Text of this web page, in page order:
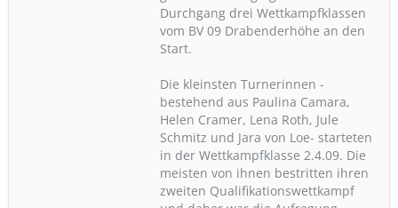
Durchgang drei Wettkampfklassen
vom BV 09 Drabenderhöhe an den
Start.
Die kleinsten Turnerinnen -
bestehend aus Paulina Camara,
Helen Cramer, Lena Roth, Jule
Schmitz und Jara von Loe- starteten
in der Wettkampfklasse 2.4.09. Die
meisten von ihnen bestritten ihren
zweiten Qualifikationswettkampf